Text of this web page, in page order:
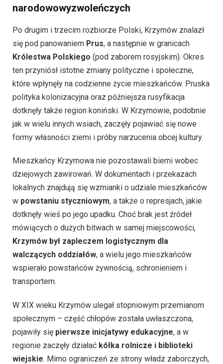
narodowowyzwoleńczych
Po drugim i trzecim rozbiorze Polski, Krzymów znalazł
się pod panowaniem Prus, a następnie w granicach
Królestwa Polskiego (pod zaborem rosyjskim). Okres
ten przyniósł istotne zmiany polityczne i społeczne,
które wpłynęły na codzienne życie mieszkańców. Pruska
polityka kolonizacyjna oraz późniejsza rusyfikacja
dotknęły także region koniński. W Krzymowie, podobnie
jak w wielu innych wsiach, zaczęły pojawiać się nowe
formy własności ziemi i próby narzucenia obcej kultury.
Mieszkańcy Krzymowa nie pozostawali bierni wobec
dziejowych zawirowań. W dokumentach i przekazach
lokalnych znajdują się wzmianki o udziale mieszkańców
w powstaniu styczniowym, a także o represjach, jakie
dotknęły wieś po jego upadku. Choć brak jest źródeł
mówiących o dużych bitwach w samej miejscowości,
Krzymów był zapleczem logistycznym dla
walczących oddziałów, a wielu jego mieszkańców
wspierało powstańców żywnością, schronieniem i
transportem.
W XIX wieku Krzymów ulegał stopniowym przemianom
społecznym – część chłopów została uwłaszczona,
pojawiły się pierwsze inicjatywy edukacyjne, a w
regionie zaczęły działać kółka rolnicze i biblioteki
wiejskie. Mimo ograniczeń ze strony władz zaborczych,